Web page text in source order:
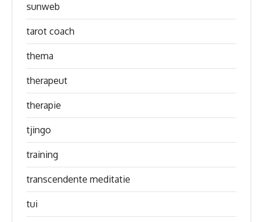
sunweb
tarot coach
thema
therapeut
therapie
tjingo
training
transcendente meditatie
tui